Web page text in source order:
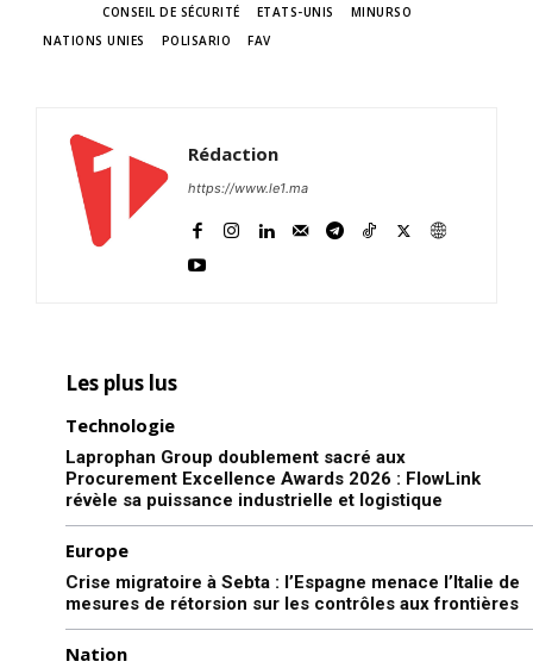
CONSEIL DE SÉCURITÉ ETATS-UNIS
MINURSO
NATIONS UNIES
POLISARIO FAV
Rédaction
https://www.le1.ma
Les plus lus
Technologie
Laprophan Group doublement sacré aux
Procurement Excellence Awards 2026 : FlowLink
révèle sa puissance industrielle et logistique
Europe
Crise migratoire à Sebta : l’Espagne menace l’Italie de
mesures de rétorsion sur les contrôles aux frontières
Nation